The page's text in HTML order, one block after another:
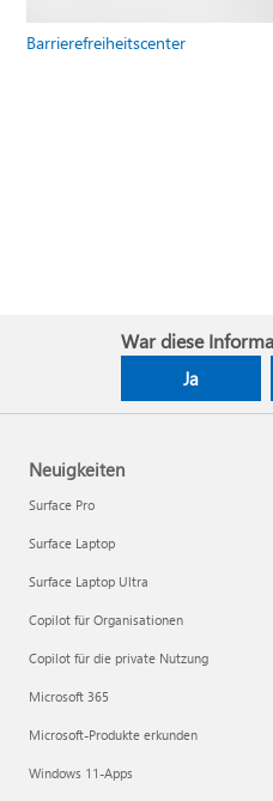
Barrierefreiheitscenter
War diese
Ja
Neuigkeiten
Surface Pro
Surface Laptop
Surface Laptop Ultra
Copilot für Organisationen
Copilot für die private Nutzung
Microsoft 365
Microsoft-Produkte erkunden
Windows 11-Apps